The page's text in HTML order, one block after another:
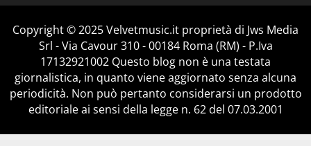
Copyright © 2025 Velvetmusic.it proprietà di Jws Media
Srl - Via Cavour 310 - 00184 Roma (RM) - P.Iva
17132921002 Questo blog non è una testata
giornalistica, in quanto viene aggiornato senza alcuna
periodicità. Non può pertanto considerarsi un prodotto
editoriale ai sensi della legge n. 62 del 07.03.2001